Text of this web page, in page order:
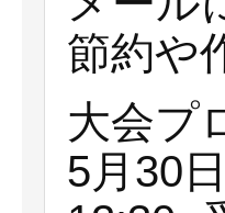
節約や
大会プ
5月30